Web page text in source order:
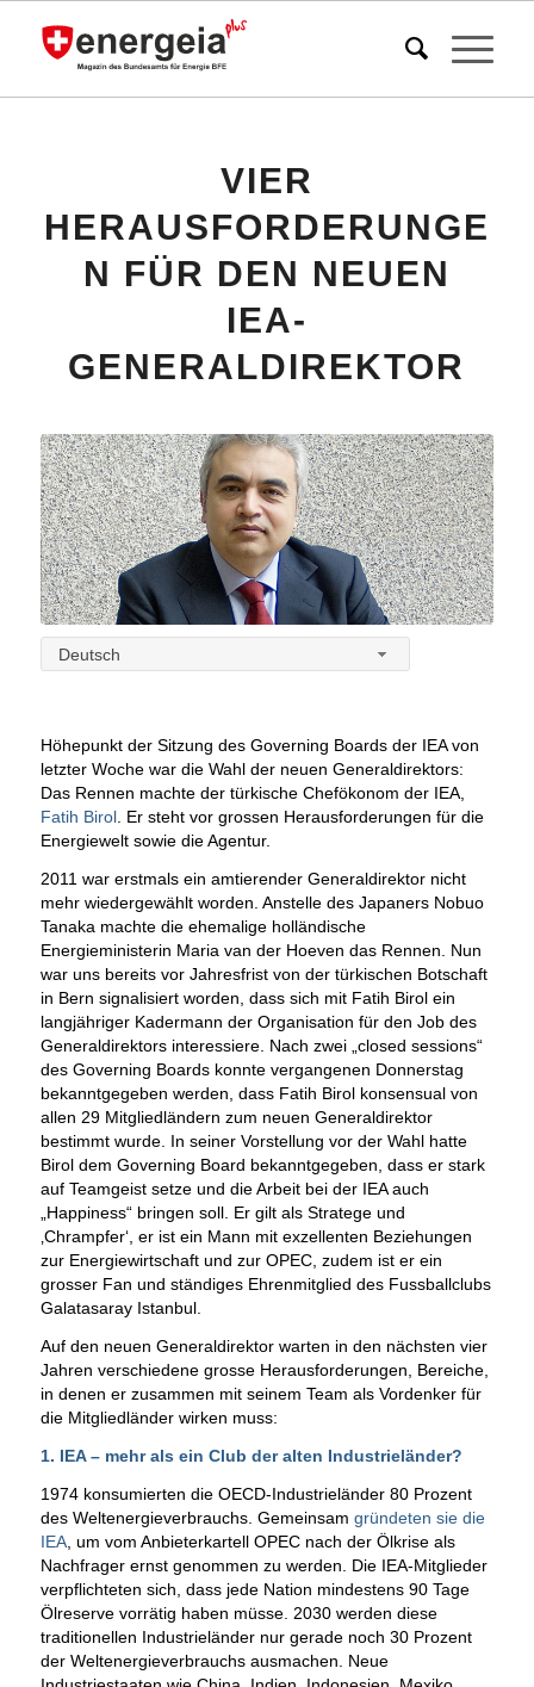
VIER
HERAUSFORDERUNGE
N FÜR DEN NEUEN
IEA-
GENERALDIREKTOR
Deutsch
Höhepunkt der Sitzung des Governing Boards der IEA von
letzter Woche war die Wahl der neuen Generaldirektors:
Das Rennen machte der türkische Chefökonom der IEA,
Fatih Birol. Er steht vor grossen Herausforderungen für die
Energiewelt sowie die Agentur.
2011 war erstmals ein amtierender Generaldirektor nicht
mehr wiedergewählt worden. Anstelle des Japaners Nobuo
Tanaka machte die ehemalige holländische
Energieministerin Maria van der Hoeven das Rennen. Nun
war uns bereits vor Jahresfrist von der türkischen Botschaft
in Bern signalisiert worden, dass sich mit Fatih Birol ein
langjähriger Kadermann der Organisation für den Job des
Generaldirektors interessiere. Nach zwei „closed sessions“
des Governing Boards konnte vergangenen Donnerstag
bekanntgegeben werden, dass Fatih Birol konsensual von
allen 29 Mitgliedländern zum neuen Generaldirektor
bestimmt wurde. In seiner Vorstellung vor der Wahl hatte
Birol dem Governing Board bekanntgegeben, dass er stark
auf Teamgeist setze und die Arbeit bei der IEA auch
„Happiness“ bringen soll. Er gilt als Stratege und
‚Chrampfer‘, er ist ein Mann mit exzellenten Beziehungen
zur Energiewirtschaft und zur OPEC, zudem ist er ein
grosser Fan und ständiges Ehrenmitglied des Fussballclubs
Galatasaray Istanbul.
Auf den neuen Generaldirektor warten in den nächsten vier
Jahren verschiedene grosse Herausforderungen, Bereiche,
in denen er zusammen mit seinem Team als Vordenker für
die Mitgliedländer wirken muss:
1. IEA – mehr als ein Club der alten Industrieländer?
1974 konsumierten die OECD-Industrieländer 80 Prozent
des Weltenergieverbrauchs. Gemeinsam gründeten sie die
IEA, um vom Anbieterkartell OPEC nach der Ölkrise als
Nachfrager ernst genommen zu werden. Die IEA-Mitglieder
verpflichteten sich, dass jede Nation mindestens 90 Tage
Ölreserve vorrätig haben müsse. 2030 werden diese
traditionellen Industrieländer nur gerade noch 30 Prozent
der Weltenergieverbrauchs ausmachen. Neue